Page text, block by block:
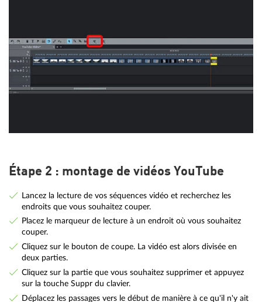
Étape 2 : montage de vidéos YouTube
Lancez la lecture de vos séquences vidéo et recherchez les
endroits que vous souhaitez couper.
Placez le marqueur de lecture à un endroit où vous souhaitez
couper.
Cliquez sur le bouton de coupe. La vidéo est alors divisée en
deux parties.
Cliquez sur la partie que vous souhaitez supprimer et appuyez
sur la touche Suppr du clavier.
Déplacez les passages vers le début de manière à ce qu'il n'y ait